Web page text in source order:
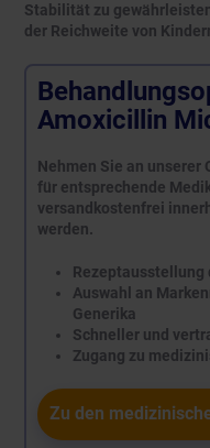
Stabilität zu
der Reichweite von
Amoxicillin
Nehmen Sie an unserer
für entsprechende
versandkostenfrei
werden.
Rezeptausstellung
Auswahl an
Generika
Schneller und
Zugang zu
Zu den